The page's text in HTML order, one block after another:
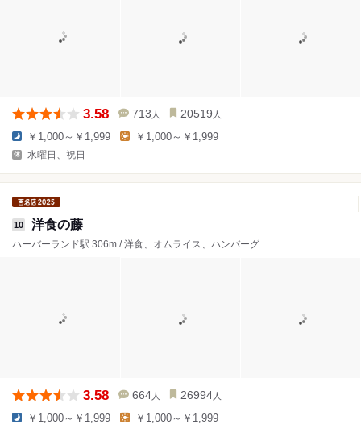
3.58 713 人 20519 人
￥1,000～￥1,999 ￥1,000～￥1,999
水曜日、祝日
10 洋食の藤
ハーバーランド駅 306m / 洋食、オムライス、ハンバーグ
3.58 664 人 26994 人
￥1,000～￥1,999 ￥1,000～￥1,999